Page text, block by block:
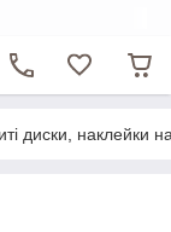
диски, наклейки